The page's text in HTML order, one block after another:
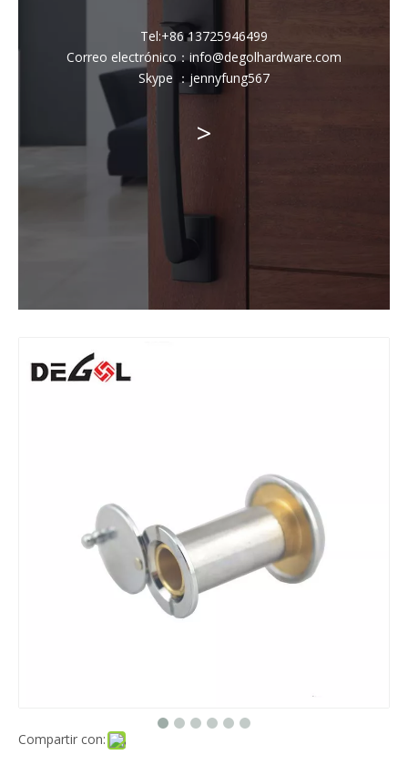
Tel:+86 13725946499
Correo electrónico ： info@degolhardware.com
Skype ： jennyfung567
>
Compartir con: